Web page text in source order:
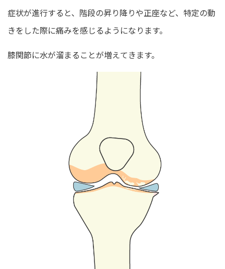
症状が進行すると、階段の昇り降りや正座など、特定の動
きをした際に痛みを感じるようになります。
膝関節に水が溜まることが増えてきます。